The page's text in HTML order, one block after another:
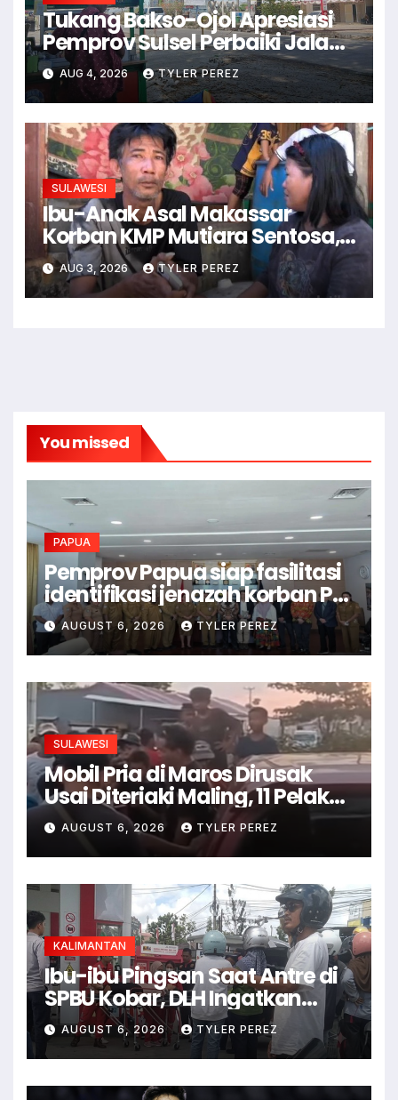
Tukang Bakso-Ojol Apresiasi
Pemprov Sulsel Perbaiki Jalan
Hertasning-Aroepala
AUG 4, 2026 TYLER PEREZ
SULAWESI
Ibu-Anak Asal Makassar
Korban KMP Mutiara Sentosa,
Sempat Terekam Live Medsos
AUG 3, 2026 TYLER PEREZ
You missed
PAPUA
Pemprov Papua siap fasilitasi
identifikasi jenazah korban PD
II AUGUST 6, 2026 TYLER PEREZ
SULAWESI
Mobil Pria di Maros Dirusak
Usai Diteriaki Maling, 11 Pelaku
Ditangkap
AUGUST 6, 2026 TYLER PEREZ
KALIMANTAN
Ibu-ibu Pingsan Saat Antre di
SPBU Kobar, DLH Ingatkan
Ancaman Dehidrasi
AUGUST 6, 2026 TYLER PEREZ